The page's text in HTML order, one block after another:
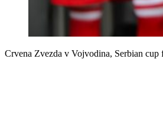
Crvena Zvezda v Vojvodina, Serbian cup